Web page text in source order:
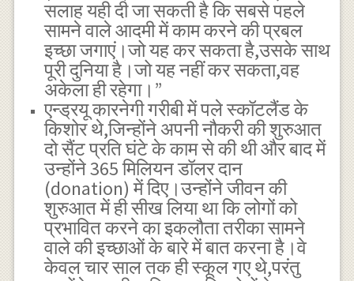
सलाह यही दी जा सकती है कि सबसे पहले
सामने वाले आदमी में काम करने की प्रबल
इच्छा जगाएं।जो यह कर सकता है,उसके साथ
पूरी दुनिया है।जो यह नहीं कर सकता,वह
अकेला ही रहेगा।”
एन्ड्रयू कारनेगी गरीबी में पले स्कॉटलैंड के
किशोर थे,जिन्होंने अपनी नौकरी की शुरुआत
दो सैंट प्रति घंटे के काम से की थी और बाद में
उन्होंने 365 मिलियन डॉलर दान
(donation) में दिए।उन्होंने जीवन की
शुरुआत में ही सीख लिया था कि लोगों को
प्रभावित करने का इकलौता तरीका सामने
वाले की इच्छाओं के बारे में बात करना है।वे
केवल चार साल तक ही स्कूल गए थे,परंतु